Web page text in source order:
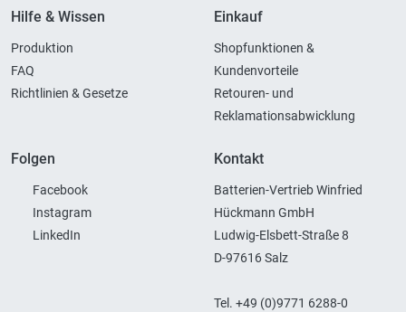
Hilfe & Wissen
Produktion
FAQ
Richtlinien & Gesetze
Einkauf
Shopfunktionen &
Kundenvorteile
Retouren- und
Reklamationsabwicklung
Folgen
Facebook
Instagram
LinkedIn
Kontakt
Batterien-Vertrieb Winfried
Hückmann GmbH
Ludwig-Elsbett-Straße 8
D-97616 Salz
Tel. +49 (0)9771 6288-0